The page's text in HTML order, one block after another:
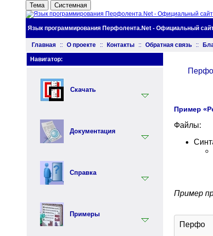
Тема Системная
Язык программирования Перфолента.Net - Официальный
Главная :: О проекте :: Контакты :: Обратная связь ::
Пример
Файлы:
Пример
Перфо
Навигатор:
Скачать
Документация
Инструментарий
Документация
Синтаксис языка Перфолента
Практика программирования на
Объектно ориентированное
программирование (ООП) на
языке Перфолента
Справка
Встроенные функции
Терминология
Примеры